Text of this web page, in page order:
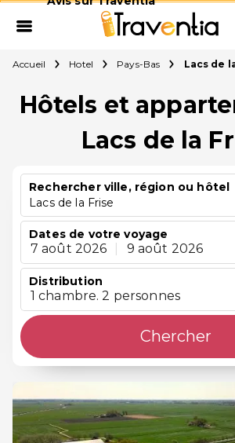
Accueil Hotel Pays-Bas Lacs de
Hôtels et
Lacs de la
Rechercher ville, région ou hôtel
Lacs de la Frise
Dates de votre voyage
7 août 2026 9 août 2026
Distribution
1 chambre. 2 personnes
Chercher